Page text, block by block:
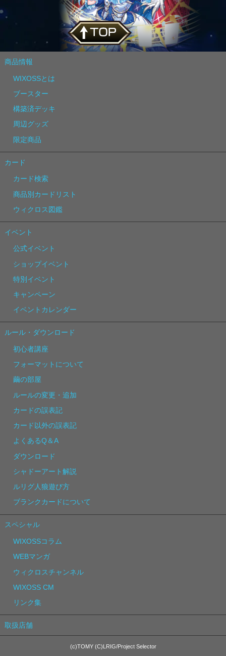
商品情報
WIXOSSとは
ブースター
構築済デッキ
周辺グッズ
限定商品
カード
カード検索
商品別カードリスト
ウィクロス図鑑
イベント
公式イベント
ショップイベント
特別イベント
キャンペーン
イベントカレンダー
ルール・ダウンロード
初心者講座
フォーマットについて
繭の部屋
ルールの変更・追加
カードの誤表記
カード以外の誤表記
よくあるQ＆A
ダウンロード
シャドーアート解説
ルリグ人狼遊び方
ブランクカードについて
スペシャル
WIXOSSコラム
WEBマンガ
ウィクロスチャンネル
WIXOSS CM
リンク集
取扱店舗
(c)TOMY (C)LRIG/Project Selector